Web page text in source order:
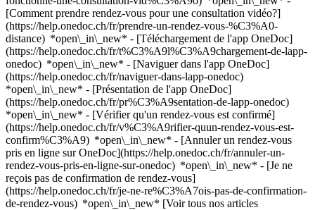
[Comment prendre rendez-vous pour une consultation vidéo?]
(https://help.onedoc.ch/fr/prendre-un-rendez-vous-%C3%A0-
distance) *open\_in\_new* - [Téléchargement de l'app OneDoc]
(https://help.onedoc.ch/fr/t%C3%A9l%C3%A9chargement-de-lapp-
onedoc) *open\_in\_new* - [Naviguer dans l'app OneDoc]
(https://help.onedoc.ch/fr/naviguer-dans-lapp-onedoc)
*open\_in\_new* - [Présentation de l'app OneDoc]
(https://help.onedoc.ch/fr/pr%C3%A9sentation-de-lapp-onedoc)
*open\_in\_new* - [Vérifier qu'un rendez-vous est confirmé](https://help.onedoc.ch/fr/v%C3%A9rifier-quun-rendez-vous-est-confirm%C3%A9) *open\_in\_new* - [Annuler un rendez-vous pris en ligne sur OneDoc](https://help.onedoc.ch/fr/annuler-un-rendez-vous-pris-en-ligne-sur-onedoc) *open\_in\_new* - [Je ne reçois pas de confirmation de rendez-vous](https://help.onedoc.ch/fr/je-ne-re%C3%A7ois-pas-de-confirmation-de-rendez-vous) *open\_in\_new* [Voir tous nos articles *open\_in\_new*](https://help.onedoc.ch/fr/) close ## Modifier votre recherche ![Maison avec un signe plus annonçant qu’une consultation peut être effectuée sur place](https://www.onedoc.ch/assets/images/icons/on-site.svg) Sur place ![Caméra avec un symbole lecture annonçant qu’une consultation peut être effectuée à distance en vidéo](https://www.onedoc.ch/assets/images/icons/remote.svg) À distance Rechercher #### Spécialités #### Praticiens #### Établissements edit Prestations de santé en pharmacie à Thônex tune Filtrer par Nouveaux patients*keyboard\_arrow\_down* - Acceptés*check\_circle* Langue parlée*keyboard\_arrow\_down* - Albanais*check\_circle* - Allemand*check\_circle* - Anglais*check\_circle* - Arabe*check\_circle* - Espagnol*check\_circle* - Français*check\_circle* - Italien*check\_circle* - Persan*check\_circle* - Peul*check\_circle* - Polonais*check\_circle* - Portugais*check\_circle* - Roumain*check\_circle* - Russe*check\_circle* - Tamoul*check\_circle* - Tchèque*check\_circle* - Turc*check\_circle* - Vietnamien*check\_circle* Sexe*keyboard\_arrow\_down* - Femme*check\_circle* - Homme*check\_circle* Réseau*keyboard\_arrow\_down* - Sun Store*check\_circle* - Amavita*check\_circle* - Coop Vitality*check\_circle* - Medbase*check\_circle* Disponibilité*keyboard\_arrow\_down* - Disponible aujourdhui*check\_circle* - Dans les 3 prochains jours*check\_circle* - Dans les 7 prochains jours*check\_circle* - Dans les 14 prochains jours*check\_circle* # Prestations de santé en pharmacie à Thônex: prenez rendez-vous en ligne aujourd'hui ## 2 résultats à Thônex [![Sun Store Thônex, pharmacie à Thônex](https://assets.onedoc.ch/images/entities/2d4e4bce5704b72e36109c2398f10fabab74841bc696e5a6a293f243fe272dc4-small.png "Sun Store Thônex, pharmacie à Thônex")](https://www.onedoc.ch/fr/pharmacie/thonex/e2e4/sun-store-thonex) ### [Sun Store Thônex](https://www.onedoc.ch/fr/pharmacie/thonex/e2e4/sun-store-thonex) Pharmacie Rue de Genève 106 1226 Thônex ![Icône patient avec un signe plus annonçant que le professionnel accepte de nouveaux patients](https://www.onedoc.ch/assets/images/icons/new-patients.svg)Accepte les nouveaux patients [Réserver un RDV](https://www.onedoc.ch/fr/pharmacie/thonex/e2e4/sun-store-thonex) *chevron\_left* lun. 03 août *chevron\_right* Voir plus de rendez-vous *error\_outline* Une erreur s'est produite lors du chargement des disponibilités [Réessayer](https://www.onedoc.ch) [![Amavita Thônex Tronchet, pharmacie à Thônex](https://assets.onedoc.ch/images/entities/30ba12978013a41ab53d6e11af0f23363274910824ace40288d26829afc85061-small.png "Amavita Thônex Tronchet, pharmacie à Thônex")](https://www.onedoc.ch/fr/pharmacie/thonex/e4t2/amavita-thonex-tronchet) ### [Amavita Thônex Tronchet](https://www.onedoc.ch/fr/pharmacie/thonex/e4t2/amavita-thonex-tronchet) ![Badge indiquant un profil vérifié](https://www.onedoc.ch/assets/images/icons/checkmark.svg) Pharmacie Avenue Tronchet 2 1226 Thônex ![Icône patient avec un signe plus annonçant que le professionnel accepte de nouveaux patients](https://www.onedoc.ch/assets/images/icons/new-patients.svg)Accepte les nouveaux patients [Réserver un RDV](https://www.onedoc.ch/fr/pharmacie/thonex/e4t2/amavita-thonex-tronchet) *chevron\_left* lun. 03 août *chevron\_right* Voir plus de rendez-vous *error\_outline* Une erreur s'est produite lors du chargement des disponibilités [Réessayer](https://www.onedoc.ch) ## __Prestations de santé en pharmacie__: d'autres spécialistes sont réservables en ligne dans les environs de __Thônex__ [![Pharmacie Sun Store Chêne-Bourg CEVA, pharmacie à Chêne-Bourg](https://assets.onedoc.ch/images/entities/19fb07bc407d46d8d07dc69a05b1185557a9409dccd26fae4885acc7963056e4-small.png "Pharmacie Sun Store Chêne-Bourg CEVA, pharmacie à Chêne-Bourg")](https://www.onedoc.ch/fr/pharmacie/chene-bourg/e4qx/pharmacie-sun-store-chene-bourg-ceva) ### [Pharmacie Sun Store Chêne-Bourg CEVA](https://www.onedoc.ch/fr/pharmacie/chene-bourg/e4qx/pharmacie-sun-store-chene-bourg-ceva) ![Badge indiquant un profil vérifié](https://www.onedoc.ch/assets/images/icons/checkmark.svg) Pharmacie Place de la Gare 6 1225 Chêne-Bourg ![Icône patient avec un signe plus annonçant que le professionnel accepte de nouveaux patients](https://www.onedoc.ch/assets/images/icons/new-patients.svg)Accepte les nouveaux patients [Réserver un RDV](https://www.onedoc.ch/fr/pharmacie/chene-bourg/e4qx/pharmacie-sun-store-chene-bourg-ceva) *chevron\_left* lun. 03 août *chevron\_right* Voir plus de rendez-vous *error\_outline* Une erreur s'est produite lors du chargement des disponibilités [Réessayer](https://www.onedoc.ch) [![Pharmacie Gare Chêne-Bourg, pharmacie à Chêne-Bourg](https://assets.onedoc.ch/images/entities/8f3a3fa5f7d2523ba2d3aa35a47e3e197673b6c653470ea9c26b26263784bf0c-small.png "Pharmacie Gare Chêne-Bourg, pharmacie à Chêne-Bourg")](https://www.onedoc.ch/fr/pharmacie/chene-bourg/ebaf4/pharmacie-gare-chene-bourg) ### [Pharmacie Gare Chêne-Bourg](https://www.onedoc.ch/fr/pharmacie/chene-bourg/ebaf4/pharmacie-gare-chene-bourg) ![Badge indiquant un profil vérifié](https://www.onedoc.ch/assets/images/icons/checkmark.svg) Pharmacie Rue des Charbonniers 11 1225 Chêne-Bourg ![Icône patient avec un signe plus annonçant que le professionnel accepte de nouveaux patients](https://www.onedoc.ch/assets/images/icons/new-patients.svg)Accepte les nouveaux patients [Réserver un RDV](https://www.onedoc.ch/fr/pharmacie/chene-bourg/ebaf4/pharmacie-gare-chene-bourg) [![Pharmacie Populaire Trois-Chêne, centre de vaccination à Chêne-Bourg](https://assets.onedoc.ch/images/users/76b83209359afd5ac7db35b976ca583f6d02399681262e23987af22212c8314e-small.jpg "Pharmacie Populaire Trois-Chêne, centre de vaccination à Chêne-Bourg")](https://www.onedoc.ch/fr/centre-de-vaccination/chene-bourg/pcfvj/pharmacie-populaire-trois-chene) ### [Pharmacie Populaire Trois-Chêne](https://www.onedoc.ch/fr/centre-de-vaccination/chene-bourg/pcfvj/pharmacie-populaire-trois-chene) ![Badge indiquant un profil vérifié](https://www.onedoc.ch/assets/images/icons/checkmark.svg) [Centre de vaccination](https://www.onedoc.ch/fr/centre-de-vaccination/chene-bourg), [Prestations de santé en pharmacie](https://www.onedoc.ch/fr/prestations-de-sante-en-pharmacie/chene-bourg) [Pharmacie Populaire Trois-Chêne](https://www.onedoc.ch/fr/pharmacie/chene-bourg/e41e/pharmacie-populaire-trois-chene) Rue de Genève 33 1225 Chêne-Bourg ![Icône patient avec un signe plus annonçant que le professionnel accepte de nouveaux patients](https://www.onedoc.ch/assets/images/icons/new-patients.svg)Accepte les nouveaux patients [Réserver un RDV](https://www.onedoc.ch/fr/centre-de-vaccination/chene-bourg/pcfvj/pharmacie-populaire-trois-chene) Expertises:[Test streptocoques](https://www.onedoc.ch/fr/test-streptocoques/chene-bourg), [Perçage d'oreilles](https://www.onedoc.ch/fr/percage-d-oreilles/chene-bourg), [Vaccination encéphalite à tiques (FSME)](https://www.onedoc.ch/fr/vaccination-encephalite-a-tiques-fsme/chene-bourg), [Vaccination rougeole - rubéole - oreillon (ROR)](https://www.onedoc.ch/fr/vaccination-rougeole-rubeole-oreillon-ror/chene-bourg), [Vaccination tétanos - diphtérie - coqueluche (DTP)](https://www.onedoc.ch/fr/vaccination-tetanos-diphterie-coqueluche-dtp/chene-bourg), [Vaccination hépatite A/B](https://www.onedoc.ch/fr/vaccination-hepatite-a-b/chene-bourg), [Dépistage du cancer colorectal](https://www.onedoc.ch/fr/depistage-du-cancer-colorectal/chene-bourg)Voir plus Expertises:[Test streptocoques](https://www.onedoc.ch/fr/test-streptocoques/chene-bourg), [Perçage d'oreilles](https://www.onedoc.ch/fr/percage-d-oreilles/chene-bourg), [Vaccination encéphalite à tiques (FSME)](https://www.onedoc.ch/fr/vaccination-encephalite-a-tiques-fsme/chene-bourg), [Vaccination rougeole - rubéole - oreillon (ROR)](https://www.onedoc.ch/fr/vaccination-rougeole-rubeole-oreillon-ror/chene-bourg), [Vaccination tétanos - diphtérie - coqueluche (DTP)](https://www.onedoc.ch/fr/vaccination-tetanos-diphterie-coqueluche-dtp/chene-bourg), [Vaccination hépatite A/B](https://www.onedoc.ch/fr/vaccination-hepatite-a-b/chene-bourg), [Dépistage du cancer colorectal](https://www.onedoc.ch/fr/depistage-du-cancer-colorectal/chene-bourg)Voir plus [![Amavita Chêne-Bourg, pharmacie à Chêne-Bourg](https://assets.onedoc.ch/images/entities/dec575925f2fe27b61b01d3f0dc2a08f482e7e2e117561a7d203660cd12a4c8f-small.png "Amavita Chêne-Bourg, pharmacie à Chêne-Bourg")](https://www.onedoc.ch/fr/pharmacie/chene-bourg/e4tq/amavita-chene-bourg) ### [Amavita Chêne-Bourg](https://www.onedoc.ch/fr/pharmacie/chene-bourg/e4tq/amavita-chene-bourg) ![Badge indiquant un profil vérifié](https://www.onedoc.ch/assets/images/icons/checkmark.svg) Pharmacie Rue de Genève 16 1225 Chêne-Bourg ![Icône patient avec un signe plus annonçant que le professionnel accepte de nouveaux patients](https://www.onedoc.ch/assets/images/icons/new-patients.svg)Accepte les nouveaux patients [Réserver un RDV](https://www.onedoc.ch/fr/pharmacie/chene-bourg/e4tq/amavita-chene-bourg) [![Pharmacie de Chêne-Bougeries, centre de vaccination à Chêne-Bougeries](https://assets.onedoc.ch/images/users/d0e23a30644ee7f47f6140e2bf369df061cc36f504d0bd6c70c5594ff5d91858-small.jpg "Pharmacie de Chêne-Bougeries, centre de vaccination à Chêne-Bougeries")](https://www.onedoc.ch/fr/centre-de-vaccination/chene-bougeries/pcn5m/pharmacie-de-chene-bougeries) ### [Pharmacie de Chêne-Bougeries](https://www.